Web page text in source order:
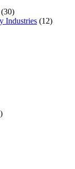
(30)
Industries (12)